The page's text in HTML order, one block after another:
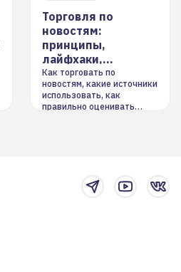
Торговля по
новостям:
принципы,
лайфхаки,
инструменты
Как торговать по
новостям, какие источники
использовать, как
правильно оценивать